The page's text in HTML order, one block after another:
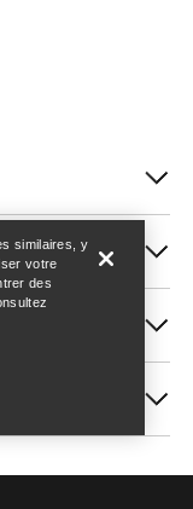
Help
similaires, y
votre
des